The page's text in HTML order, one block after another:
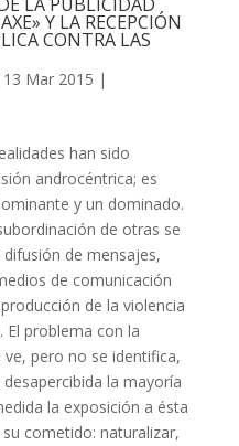
Y LA RECEPCIÓN
CONTRA LAS
13 Mar 2015 |
han sido
androcéntrica; es
y un dominado.
de otras se
de mensajes,
de comunicación
de la violencia
El problema con la
pero no se identifica,
la mayoría
la exposición a ésta
cometido: naturalizar,